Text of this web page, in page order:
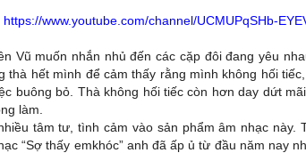
https://www.youtube.com/channel/UCMUPqSHb-
Vũ muốn nhắn nhủ đến các cặp đôi đang yêu
thà hết mình để cảm thấy rằng mình không hối
buông bỏ. Thà không hối tiếc còn hơn day dứt
làm.
tâm tư, tình cảm vào sản phẩm âm nhạc này.
“Sợ thấy emkhóc” anh đã ấp ủ từ đầu năm nay